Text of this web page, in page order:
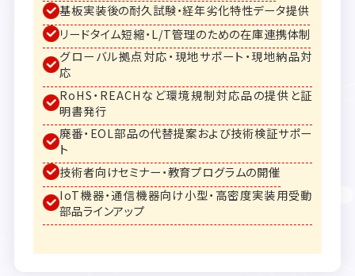
基板実装後の耐久試験・経年劣化特性データ提供
リードタイム短縮・L/T管理のための在庫連携体制
グローバル拠点対応・現地サポート・現地納品対
応
RoHS・REACHなど環境規制対応品の提供と証
明書発行
廃番・EOL部品の代替提案および技術検証サポー
ト
技術者向けセミナー・教育プログラムの開催
IoT機器・通信機器向け小型・高密度実装用受動
部品ラインアップ